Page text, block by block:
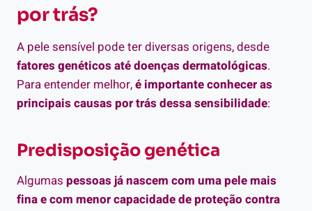
por trás?
A pele sensível pode ter diversas origens, desde
fatores genéticos até doenças dermatológicas.
Para entender melhor,é importante conhecer as
principais causas por trás dessa sensibilidade:
Predisposição genética
Algumas pessoas já nascem com uma pele mais
fina e com menor capacidade de proteção contra